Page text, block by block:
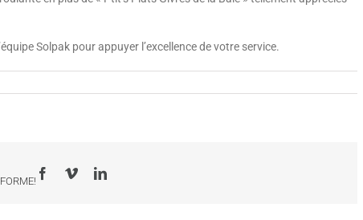
Solpak pour appuyer l’excellence de votre service.
Facebook
VimeoLinkedIn